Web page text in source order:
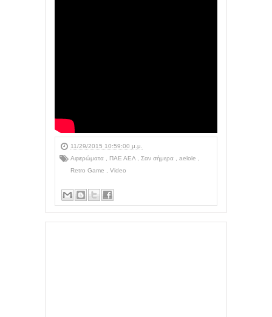
11/29/2015 10:59:00 μ.μ.
Αφιερώματα , ΠΑΕ ΑΕΛ , Σαν σήμερα , aelole ,
Retro Game , Video